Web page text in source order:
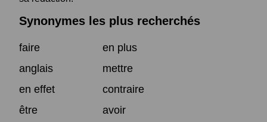
Synonymes les plus recherchés
faire
en plus
anglais
mettre
en effet
contraire
être
avoir